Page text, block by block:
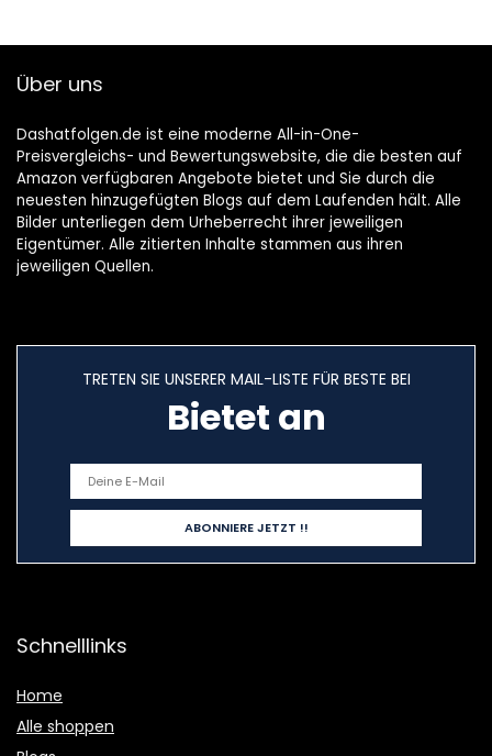
Über uns
Dashatfolgen.de ist eine moderne All-in-One-
Preisvergleichs- und Bewertungswebsite, die die besten auf
Amazon verfügbaren Angebote bietet und Sie durch die
neuesten hinzugefügten Blogs auf dem Laufenden hält. Alle
Bilder unterliegen dem Urheberrecht ihrer jeweiligen
Eigentümer. Alle zitierten Inhalte stammen aus ihren
jeweiligen Quellen.
TRETEN SIE UNSERER MAIL-LISTE FÜR BESTE BEI
Bietet an
Schnelllinks
Home
Alle shoppen